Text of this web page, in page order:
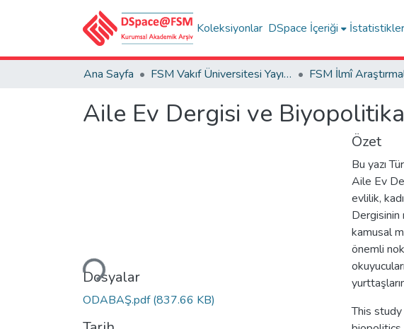
Koleksiyonlar DSpace İçeriği İstatistikler
Ana Sayfa FSM Vakıf Üniversitesi Yayınları / Publications of FSM Vakif University
Aile Ev Dergisi ve
Yükleniyor...
Dosyalar
ODABAŞ.pdf(837.66 KB)
Özet
Bu yazı
Aile Ev
evlilik,
Dergisinin
kamusal
önemli
This